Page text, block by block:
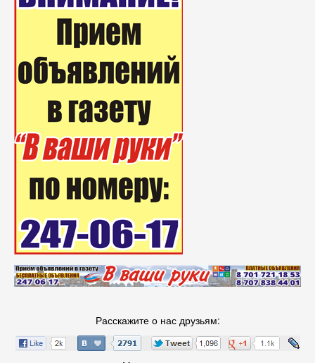
Расскажите о нас друзьям: